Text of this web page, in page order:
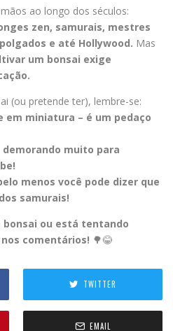
ao longo dos séculos:
zen, samurais, mestres
e até Hollywood. Mas
um bonsai exige
(ou pretende ter), lembre-se:
em miniatura – é um pedaço
demorando muito para
menos você pode dizer que
samurais!
bonsai ou está tentando
comentários! 🌳😂
TWITTER
EMAIL